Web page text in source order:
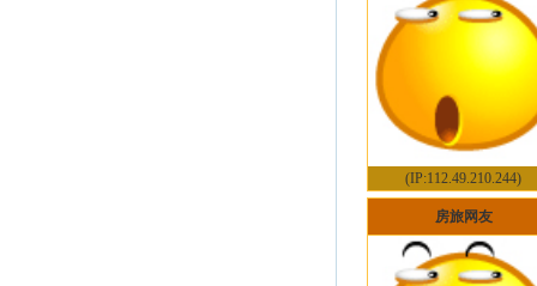
(IP:112.49.210.244)
房旅网友